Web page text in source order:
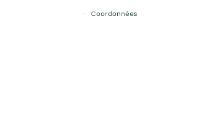
Coordonnées